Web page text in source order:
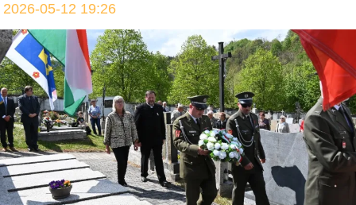
2026-05-12 19:26